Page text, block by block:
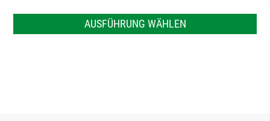
AUSFÜHRUNG WÄHLEN